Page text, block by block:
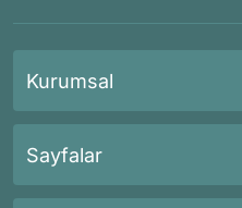
Kurumsal
Sayfalar